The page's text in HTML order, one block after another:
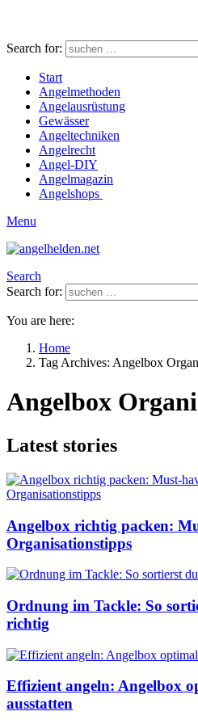
Search for:
Start
Angelmethoden
Angelausrüstung
Gewässer
Angeltechniken
Angelrecht
Angel-DIY
Angelmagazin
Angelshops
Menu
Search
Search for:
You are here:
Home
Tag Archives: Angelbox
Angelbox
Latest stories
Angelbox richtig packen:
Organisationstipps
Ordnung im Tackle: So
richtig
Effizient angeln: Angelbox
ausstatten